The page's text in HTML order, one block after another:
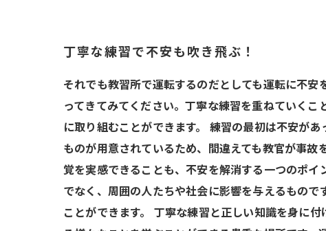
丁寧な練習で不安も吹き飛ぶ！
それでも教習所で運転するのだとしても運転に不
ってきてみてください。丁寧な練習を重ねていく
に取り組むことができます。 練習の最初は不安が
ものが用意されているため、間違えても教官が事
覚を実感できることも、不安を解消する一つのポ
でなく、周囲の人たちや社会に影響を与えるもの
ことができます。 丁寧な練習と正しい知識を身に